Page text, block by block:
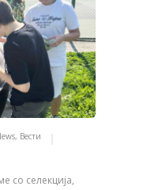
, Вести
со селекција,